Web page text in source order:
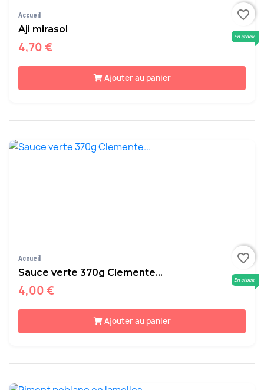
Accueil
Aji mirasol
4,70 €
En stock
Ajouter au panier
favorite_border
Accueil
Sauce verte 370g Clemente...
4,00 €
En stock
Ajouter au panier
favorite_border